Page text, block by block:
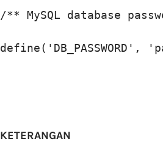
/** MySQL database
define('DB_PASSWORD',
KETERANGAN